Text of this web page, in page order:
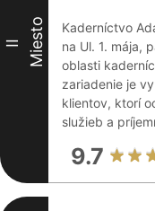
II Miesto
Kaderníctvo
na Ul. 1. mája,
oblasti
zariadenie je
klientov, ktorí
služieb a
9.7